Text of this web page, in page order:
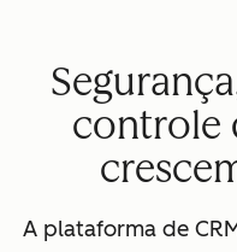
controle
A plataforma de